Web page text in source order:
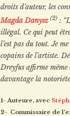
droits d’auteur, les
Magda Danysz (2) :
illégal. Ce qui peut
l’est pas du tout. Je
copains de l’artiste.
Dreyfus affirme
davantage la
1- Auteure, avec
2- Commissaire de